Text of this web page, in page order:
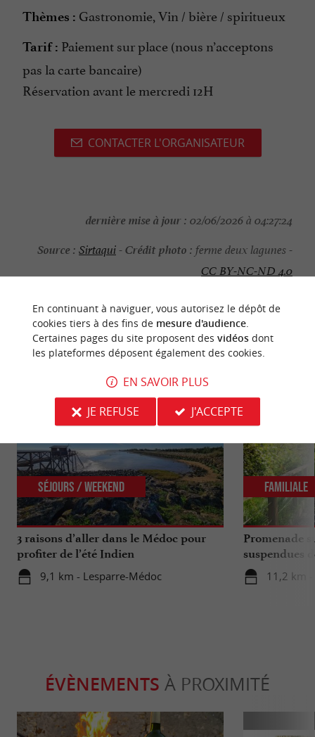
Thèmes : Gastronomie, Vin / bière / spiritueux
Tarif : Paiement sur place (nous n’acceptons
pas la carte bancaire)
Réservation avant le mercredi 12H
CONTACTER L'ORGANISATEUR
dernière mise à jour : 02/06/2026 à 04:27:24
Source : Sirtaqui-Crédit photo : ferme deux lagunes -
CC BY-NC-ND 4.0
NOUS AVONS TESTÉPOUR VOUS
3 raisons d’aller dans le Médoc pour
profiter de l’été Indien
9,1 km - Lesparre-Médoc
Séjours / Weekend
Promenade
suspendues
Hourtin
11,2 km
Familiale
ÉVÈNEMENTS À PROXIMITÉ
En continuant à naviguer, vous autorisez le dépôt de
cookies tiers à des fins de mesure d'audience.
Certaines pages du site proposent des vidéosdont
les plateformes déposent également des cookies.
EN SAVOIR PLUS
JE REFUSE
J'ACCEPTE